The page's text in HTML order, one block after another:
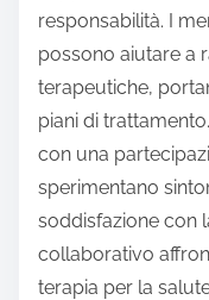
responsabilità. I
possono aiutare a
terapeutiche,
piani di
con una
sperimentano
soddisfazione con
collaborativo
terapia per la